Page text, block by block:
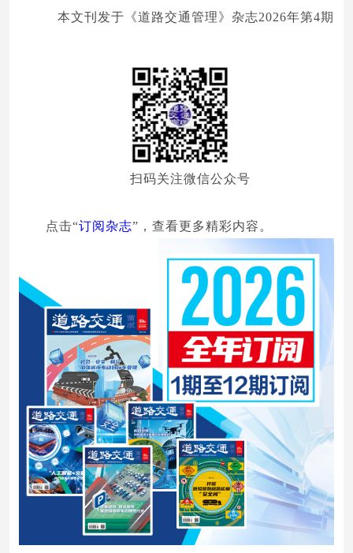
本文刊发于《道路交通管理》杂志2026年第4期
扫码关注微信公众号
点击“订阅杂志”，查看更多精彩内容。